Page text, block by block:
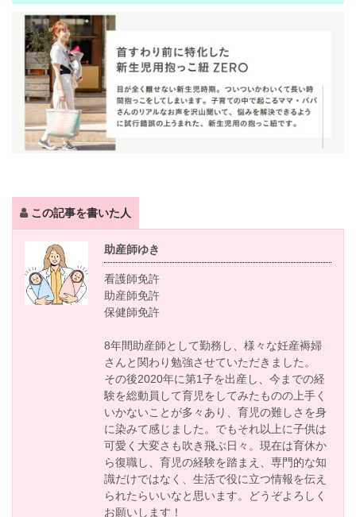
この記事を書いた人
助産師ゆき
看護師免許
助産師免許
保健師免許
8年間助産師として勤務し、様々な妊産褥婦
さんと関わり勉強させていただきました。
その後2020年に第1子を出産し、今までの経
験を総動員して育児をしてみたものの上手く
いかないことが多々あり、育児の難しさを身
に染みて感じました。でもそれ以上に子供は
可愛く大変さも吹き飛ぶ日々。現在は育休か
ら復職し、育児の経験を踏まえ、専門的な知
識だけではなく、生活で役に立つ情報を伝え
られたらいいなと思います。どうぞよろしく
お願いします！